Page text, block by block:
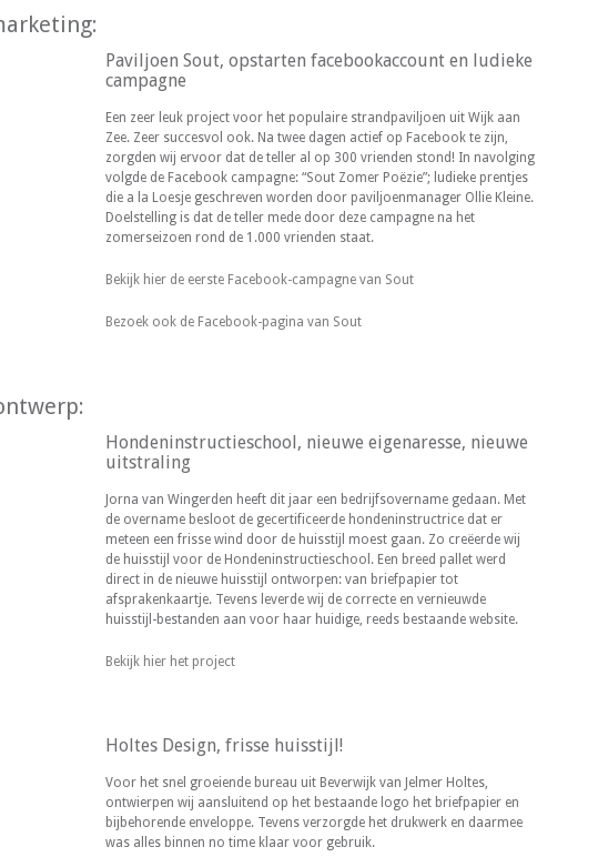
Paviljoen Sout, opstarten facebookaccount en ludieke
campagne
Een zeer leuk project voor het populaire strandpaviljoen uit Wijk aan
Zee. Zeer succesvol ook. Na twee dagen actief op Facebook te zijn,
zorgden wij ervoor dat de teller al op 300 vrienden stond! In navolging
volgde de Facebook campagne: “Sout Zomer Poëzie”; ludieke prentjes
die a la Loesje geschreven worden door paviljoenmanager Ollie Kleine.
Doelstelling is dat de teller mede door deze campagne na het
zomerseizoen rond de 1.000 vrienden staat.
Bekijk hier de eerste Facebook-campagne van Sout
Bezoek ook de Facebook-pagina van Sout
Hondeninstructieschool, nieuwe eigenaresse, nieuwe
uitstraling
Jorna van Wingerden heeft dit jaar een bedrijfsovername gedaan. Met
de overname besloot de gecertificeerde hondeninstructrice dat er
meteen een frisse wind door de huisstijl moest gaan. Zo creëerde wij
de huisstijl voor de Hondeninstructieschool. Een breed pallet werd
direct in de nieuwe huisstijl ontworpen: van briefpapier tot
afsprakenkaartje. Tevens leverde wij de correcte en vernieuwde
huisstijl-bestanden aan voor haar huidige, reeds bestaande website.
Bekijk hier het project
Holtes Design, frisse huisstijl!
Voor het snel groeiende bureau uit Beverwijk van Jelmer Holtes,
ontwierpen wij aansluitend op het bestaande logo het briefpapier en
bijbehorende enveloppe. Tevens verzorgde het drukwerk en daarmee
was alles binnen no time klaar voor gebruik.